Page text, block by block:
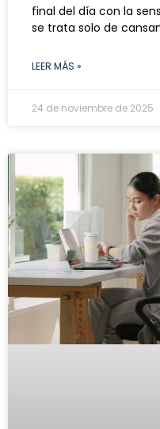
final del día con la
se trata solo de
LEER MÁS »
24 de noviembre de 2025